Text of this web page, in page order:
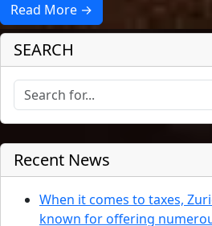
Read More →
SEARCH
Recent News
When it comes to taxes,
known for offering